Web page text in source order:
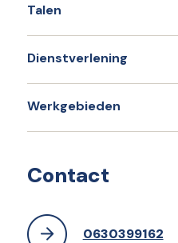
Talen
Dienstverlening
Werkgebieden
Contact
0630399162